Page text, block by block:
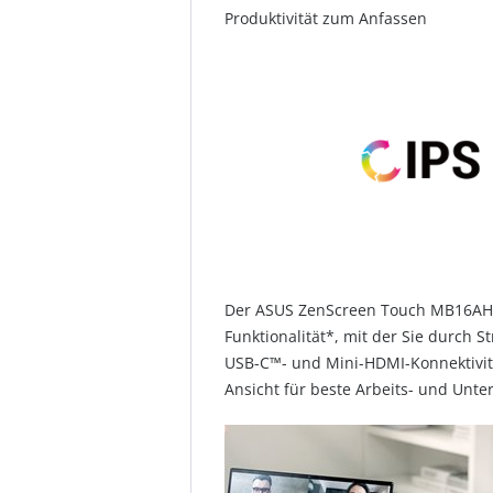
Produktivität zum Anfassen
Der ASUS ZenScreen Touch
Funktionalität*, mit der Sie durch
USB-C™- und Mini-HDMI-
Ansicht für beste Arbeits- und